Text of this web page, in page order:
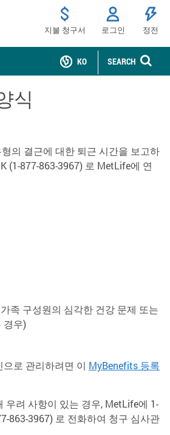
지불 청구서 로그인 정전
SEARCH
KO
식
의 결근에 대한 퇴근 시간을 보고하
(1-877-863-3967) 로 MetLife에 연
족 구성원의 심각한 건강 문제 또는
경우)
로 관리하려면 이 MyBenefits 등록
우려 사항이 있는 경우, MetLife에 1-
863-3967) 로 전화하여 청구 심사관